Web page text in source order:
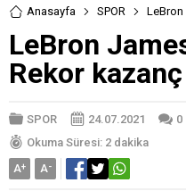
Anasayfa SPOR
LeBron
Rekor kazanç
SPOR 24.07.2021 0
Okuma Süresi: 2 dakika
A+ A-